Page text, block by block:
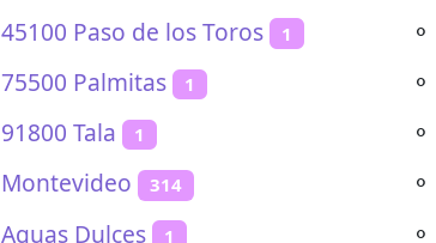
45100 Paso de los Toros 1
75500 Palmitas 1
91800 Tala 1
Montevideo 314
Aguas Dulces 1
⚬
⚬
⚬
⚬
⚬